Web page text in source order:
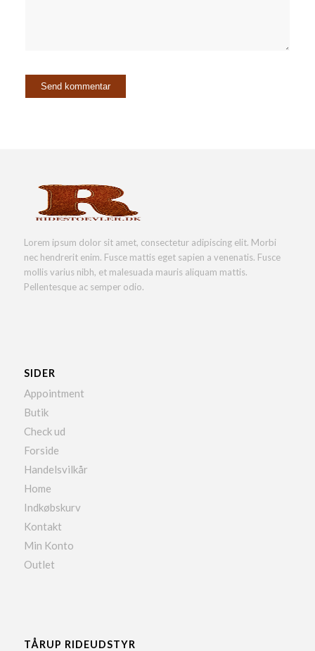
Lorem ipsum dolor sit amet, consectetur adipiscing elit. Morbi
nec hendrerit enim. Fusce mattis eget sapien a venenatis. Fusce
mollis varius nibh, et malesuada mauris aliquam mattis.
Pellentesque ac semper odio.
SIDER
Appointment
Butik
Check ud
Forside
Handelsvilkår
Home
Indkøbskurv
Kontakt
Min Konto
Outlet
TÅRUP RIDEUDSTYR